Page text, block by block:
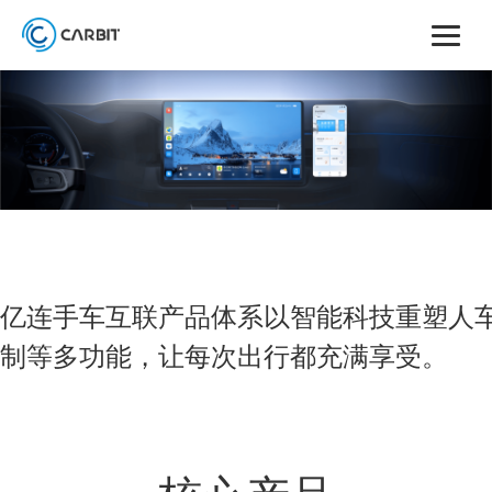
亿连手车互联产品体系以智能科技重塑人
制等多功能，让每次出行都充满享受。